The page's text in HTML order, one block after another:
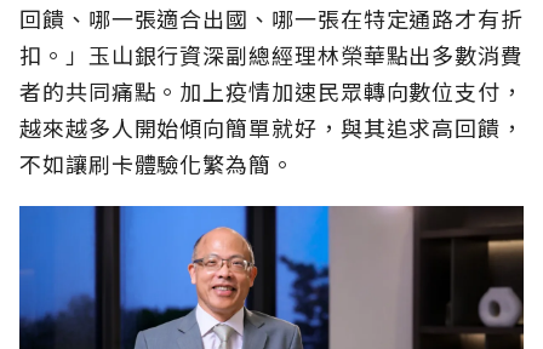
回饋、哪一張適合出國、哪一張在特定通路才有折
扣。」玉山銀行資深副總經理林榮華點出多數消費
者的共同痛點。加上疫情加速民眾轉向數位支付，
越來越多人開始傾向簡單就好，與其追求高回饋，
不如讓刷卡體驗化繁為簡。